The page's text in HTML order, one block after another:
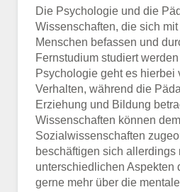
Die Psychologie und die
Wissenschaften, die sich
Menschen befassen und
Fernstudium studiert
Psychologie geht es hierbei
Verhalten, während die
Erziehung und Bildung
Wissenschaften können
Sozialwissenschaften
beschäftigen sich allerdings
unterschiedlichen Aspekten
gerne mehr über die